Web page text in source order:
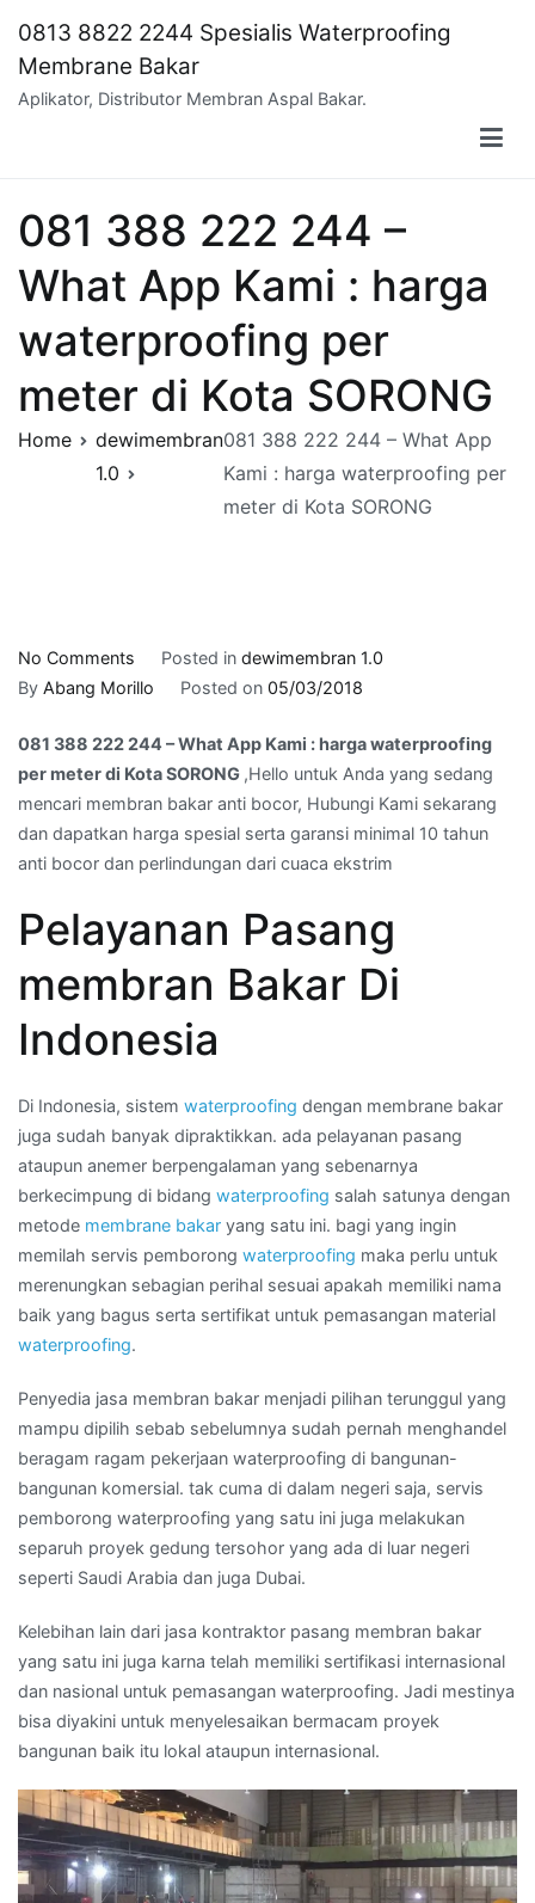
content
0813 8822 2244 Spesialis Waterproofing
Membrane Bakar
Aplikator, Distributor Membran Aspal Bakar.
081 388 222 244 –
What App Kami : harga
waterproofing per
meter di Kota SORONG
Home
dewimembran
1.0
081 388 222 244 – What App
Kami : harga waterproofing per
meter di Kota SORONG
No Comments
081
222
244
–
What
App
:
waterproofing
meter
Kota
SORONG
Posted in dewimembran 1.0
By Abang Morillo Posted on 05/03/2018
081 388 222 244 – What App Kami : harga waterproofing
per meter di Kota SORONG ,Hello untuk Anda yang sedang
mencari membran bakar anti bocor, Hubungi Kami sekarang
dan dapatkan harga spesial serta garansi minimal 10 tahun
anti bocor dan perlindungan dari cuaca ekstrim
Pelayanan Pasang
membran Bakar Di
Indonesia
Di Indonesia, sistem waterproofing dengan membrane bakar
juga sudah banyak dipraktikkan. ada pelayanan pasang
ataupun anemer berpengalaman yang sebenarnya
berkecimpung di bidang waterproofing salah satunya dengan
metode membrane bakar yang satu ini. bagi yang ingin
memilah servis pemborong waterproofing maka perlu untuk
merenungkan sebagian perihal sesuai apakah memiliki nama
baik yang bagus serta sertifikat untuk pemasangan material
waterproofing.
Penyedia jasa membran bakar menjadi pilihan terunggul yang
mampu dipilih sebab sebelumnya sudah pernah menghandel
beragam ragam pekerjaan waterproofing di bangunan-
bangunan komersial. tak cuma di dalam negeri saja, servis
pemborong waterproofing yang satu ini juga melakukan
separuh proyek gedung tersohor yang ada di luar negeri
seperti Saudi Arabia dan juga Dubai.
Kelebihan lain dari jasa kontraktor pasang membran bakar
yang satu ini juga karna telah memiliki sertifikasi internasional
dan nasional untuk pemasangan waterproofing. Jadi mestinya
bisa diyakini untuk menyelesaikan bermacam proyek
bangunan baik itu lokal ataupun internasional.